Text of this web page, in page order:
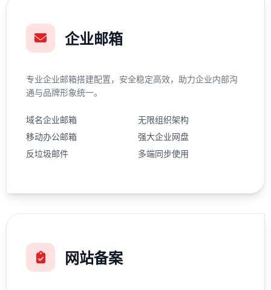
企业邮箱
专业企业邮箱搭建配置，安全稳定高效，助力企业内部沟
通与品牌形象统一。
域名企业邮箱
无限组织架构
移动办公邮箱
强大企业网盘
反垃圾邮件
多端同步使用
网站备案